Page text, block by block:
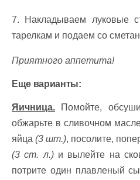
7. Накладываем луковые
тарелкам и подаем со
Приятного аппетита!
Еще варианты:
Яичница. Помойте,
обжарьте в сливочном
яйца (3 шт.), посолите,
(3 ст. л.)и вылейте на
потрите один плавленый